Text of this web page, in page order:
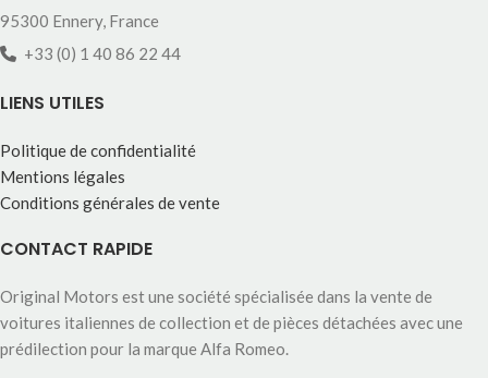
95300 Ennery, France
+33 (0) 1 40 86 22 44
LIENS UTILES
Politique de confidentialité
Mentions légales
Conditions générales de vente
CONTACT RAPIDE
Original Motors est une société spécialisée dans la vente de
voitures italiennes de collection et de pièces détachées avec une
prédilection pour la marque Alfa Romeo.